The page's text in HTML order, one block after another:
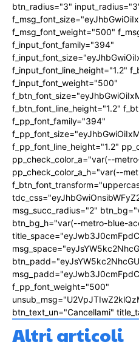
btn_radius="3"
f_msg_font_weight="500"
f_input_font_family="394"
f_input_font_line_height="1.2"
f_input_font_weight="500"
f_btn_font_line_height="1.2"
f_pp_font_family="394"
f_pp_font_line_height="1.2"
pp_check_color_a="var(--
pp_check_color_a_h="var(--
msg_succ_radius="2"
btn_bg_h="var(--metro-blue-
f_pp_font_weight="500"
btn_text_un="Cancellami"
Altri articoli